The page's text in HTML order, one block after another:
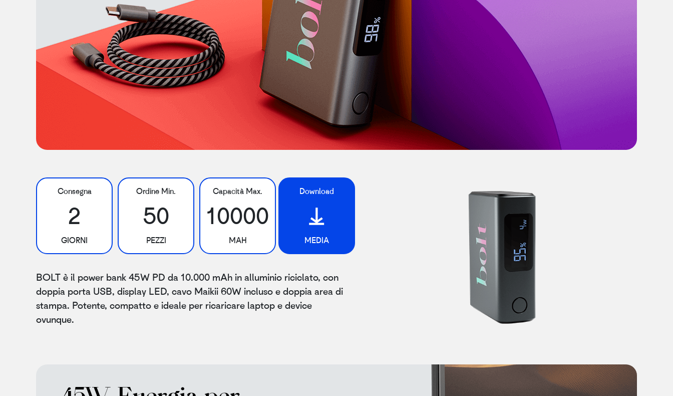
Consegna
2
GIORNI
Ordine Min.
50
PEZZI
Capacità Max.
10000
MAH
Download
MEDIA
BOLT è il power bank 45W PD da 10.000 mAh in alluminio riciclato, con
doppia porta USB, display LED, cavo Maikii 60W incluso e doppia area di
stampa. Potente, compatto e ideale per ricaricare laptop e device
ovunque.